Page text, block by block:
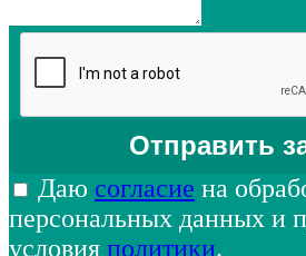
Даю согласие на
персональных данных и
условия политики.